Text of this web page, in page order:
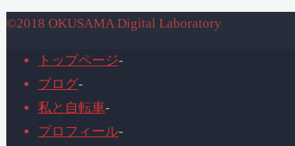
©2018 OKUSAMA Digital Laboratory
トップページ-
ブログ-
私と自転車-
プロフィール-